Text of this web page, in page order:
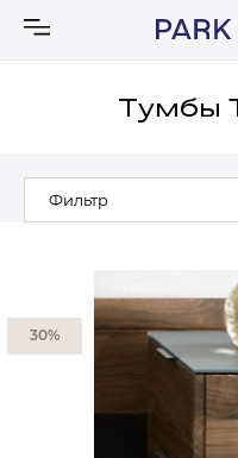
Ковры
Свет
Тумбы
Фильтр
30%